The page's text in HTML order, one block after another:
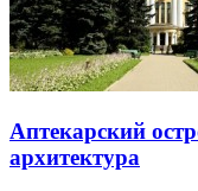
Аптекарский
архитектура